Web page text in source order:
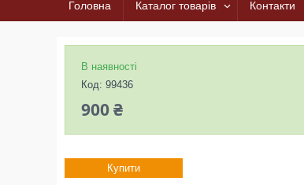
Головна Каталог товарів Контакти
В наявності
Код: 99436
900 ₴
Купити